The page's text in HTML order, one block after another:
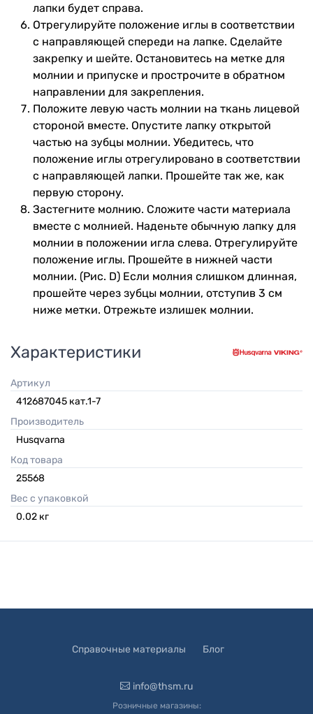
лапки будет справа.
Отрегулируйте положение иглы в соответствии
с направляющей спереди на лапке. Сделайте
закрепку и шейте. Остановитесь на метке для
молнии и припуске и прострочите в обратном
направлении для закрепления.
Положите левую часть молнии на ткань лицевой
стороной вместе. Опустите лапку открытой
частью на зубцы молнии. Убедитесь, что
положение иглы отрегулировано в соответствии
с направляющей лапки. Прошейте так же, как
первую сторону.
Застегните молнию. Сложите части материала
вместе с молнией. Наденьте обычную лапку для
молнии в положении игла слева. Отрегулируйте
положение иглы. Прошейте в нижней части
молнии. (Pиc. D) Если молния слишком длинная,
прошейте через зубцы молнии, отступив 3 cм
ниже метки. Отрежьте излишек молнии.
Характеристики
Артикул
412687045 кат.1-7
Производитель
Husqvarna
Код товара
25568
Вес с упаковкой
0.02 кг
Справочные материалы Блог
info@thsm.ru
Розничные магазины: